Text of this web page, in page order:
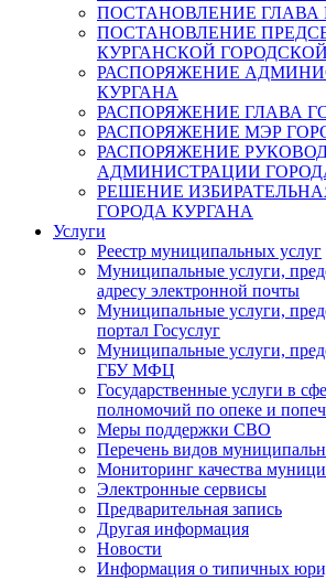
ПОСТАНОВЛЕНИЕ ГЛАВА
ПОСТАНОВЛЕНИЕ
КУРГАНСКОЙ
РАСПОРЯЖЕНИЕ
КУРГАНА
РАСПОРЯЖЕНИЕ ГЛАВА
РАСПОРЯЖЕНИЕ МЭР
РАСПОРЯЖЕНИЕ
АДМИНИСТРАЦИИ
РЕШЕНИЕ
ГОРОДА КУРГАНА
Услуги
Реестр муниципальных услуг
Муниципальные услуги,
адресу электронной почты
Муниципальные услуги,
портал Госуслуг
Муниципальные услуги,
ГБУ МФЦ
Государственные услуги в
полномочий по опеке и
Меры поддержки СВО
Перечень видов
Мониторинг качества
Электронные сервисы
Предварительная запись
Другая информация
Новости
Информация о типичных